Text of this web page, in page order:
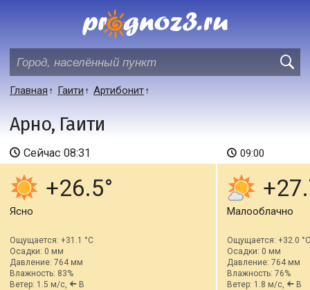
Главная Гаити Артибонит
Арно, Гаити
Сейчас 08:31
+26.5
Ясно
Ощущается: +31.1 °C
Осадки: 0 мм
Давление: 764 мм
Влажность: 83%
Ветер: 1.5 м/с,
В
09:00
Малооблачно
Ощущается: +32.0 °C
Осадки: 0 мм
Давление: 764 мм
Влажность: 76%
Ветер: 1.8 м/с,
В